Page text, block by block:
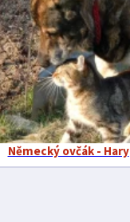
Německý ovčák - Hary